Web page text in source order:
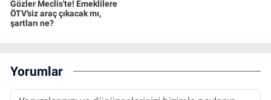
Gözler Meclis'te! Emeklilere
ÖTV’siz araç çıkacak mı,
şartları ne?
Yorumlar